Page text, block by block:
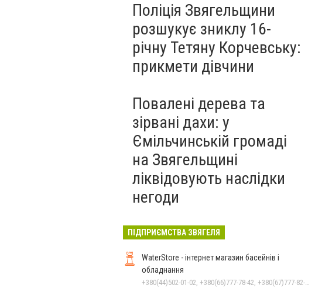
Поліція Звягельщини
розшукує зниклу 16-
річну Тетяну Корчевську:
прикмети дівчини
Повалені дерева та
зірвані дахи: у
Ємільчинській громаді
на Звягельщині
ліквідовують наслідки
негоди
ПІДПРИЄМСТВА ЗВЯГЕЛЯ
WaterStore - інтернет магазин басейнів і
обладнання
+380(44)502-01-02, +380(66)777-78-42, +380(67)777-82-19, +380(67)890-80-80, +380(73)890-80-80, +380(44)502-01-03